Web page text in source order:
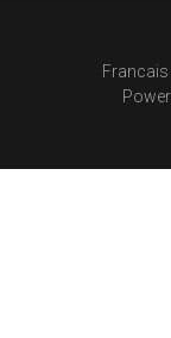
Francais